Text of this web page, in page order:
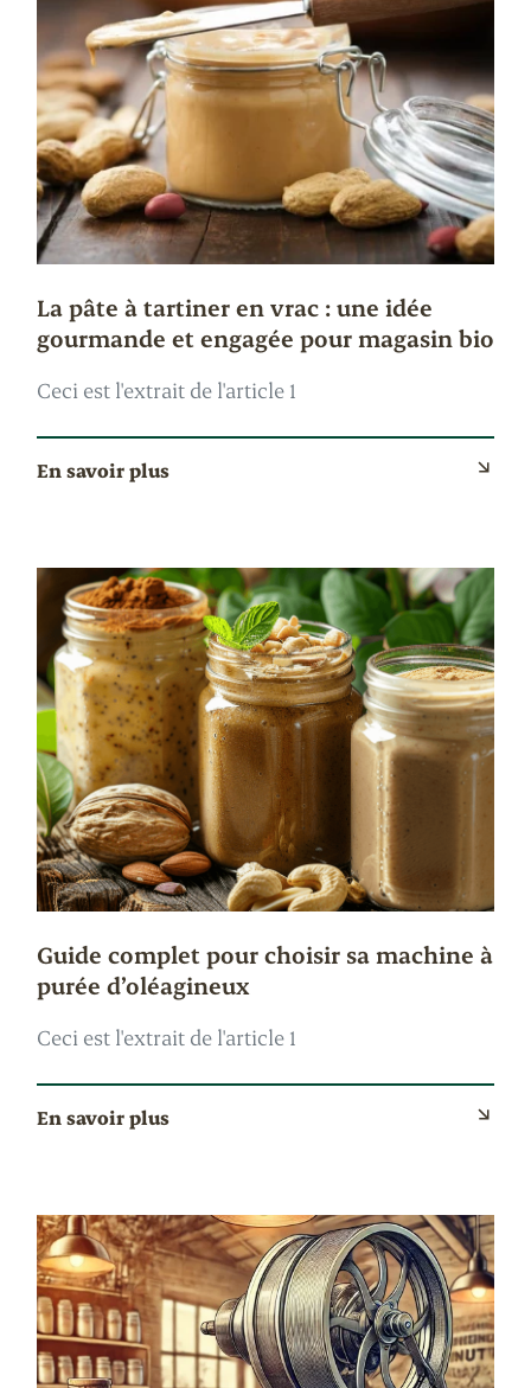
La pâte à tartiner en vrac : une idée
gourmande et engagée pour magasin bio
Ceci est l'extrait de l'article 1
En savoir plus
Guide complet pour choisir sa machine à
purée d’oléagineux
Ceci est l'extrait de l'article 1
En savoir plus